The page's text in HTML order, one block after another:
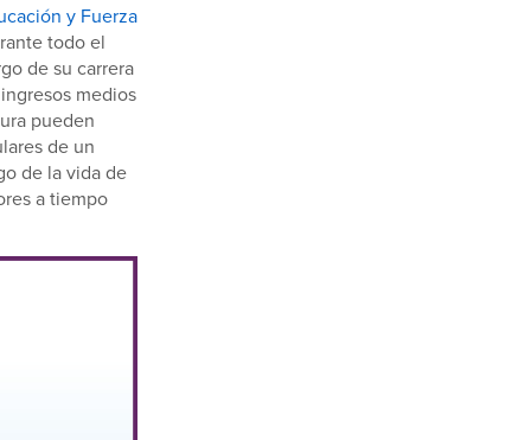
y Fuerza
todo el
de su carrera
medios
pueden
de un
de la vida de
a tiempo